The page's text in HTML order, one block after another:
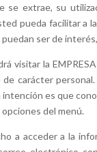
se extrae, su
pueda facilitar a
ser de
visitar la
carácter
intención es que
del menú.
a acceder a la